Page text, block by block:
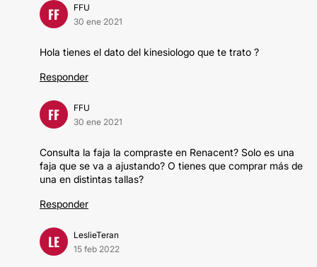
FF
FFU
30 ene 2021
Hola tienes el dato del kinesiologo que te trato ?
Responder
FF
FFU
30 ene 2021
Consulta la faja la compraste en Renacent? Solo es una
faja que se va a ajustando? O tienes que comprar más de
una en distintas tallas?
Responder
LE
LeslieTeran
15 feb 2022